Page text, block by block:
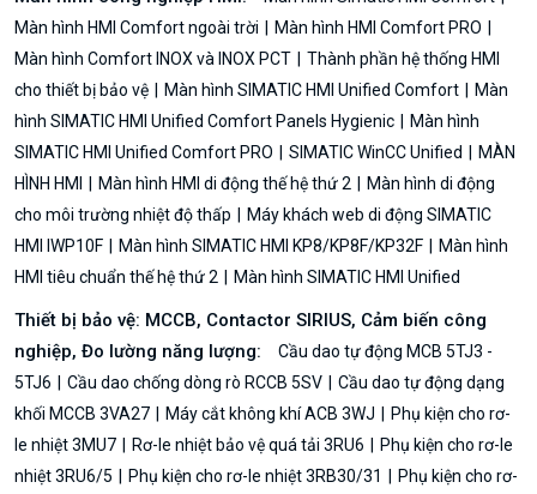
Màn hình HMI Comfort ngoài trời
Màn hình HMI Comfort PRO
Màn hình Comfort INOX và INOX PCT
Thành phần hệ thống HMI
cho thiết bị bảo vệ
Màn hình SIMATIC HMI Unified Comfort
Màn
hình SIMATIC HMI Unified Comfort Panels Hygienic
Màn hình
SIMATIC HMI Unified Comfort PRO
SIMATIC WinCC Unified
MÀN
HÌNH HMI
Màn hình HMI di động thế hệ thứ 2
Màn hình di động
cho môi trường nhiệt độ thấp
Máy khách web di động SIMATIC
HMI IWP10F
Màn hình SIMATIC HMI KP8/KP8F/KP32F
Màn hình
HMI tiêu chuẩn thế hệ thứ 2
Màn hình SIMATIC HMI Unified
Thiết bị bảo vệ: MCCB, Contactor SIRIUS, Cảm biến công
nghiệp, Đo lường năng lượng:
Cầu dao tự động MCB 5TJ3 -
5TJ6
Cầu dao chống dòng rò RCCB 5SV
Cầu dao tự động dạng
khối MCCB 3VA27
Máy cắt không khí ACB 3WJ
Phụ kiện cho rơ-
le nhiệt 3MU7
Rơ-le nhiệt bảo vệ quá tải 3RU6
Phụ kiện cho rơ-le
nhiệt 3RU6/5
Phụ kiện cho rơ-le nhiệt 3RB30/31
Phụ kiện cho rơ-